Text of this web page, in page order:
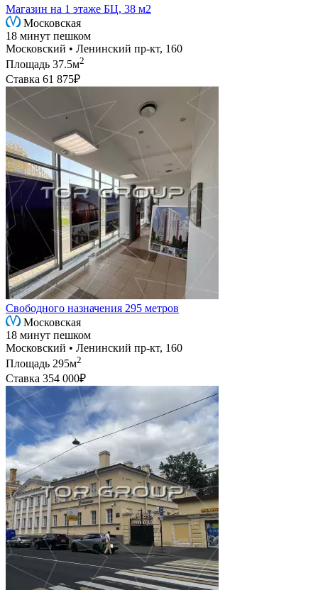
Магазин на 1 этаже БЦ, 38 м2
Московская
18 минут пешком
Московский • Ленинский пр-кт, 160
Площадь 37.5м2
Ставка 61 875₽
Свободного назначения 295 метров
Московская
18 минут пешком
Московский • Ленинский пр-кт, 160
Площадь 295м2
Ставка 354 000₽